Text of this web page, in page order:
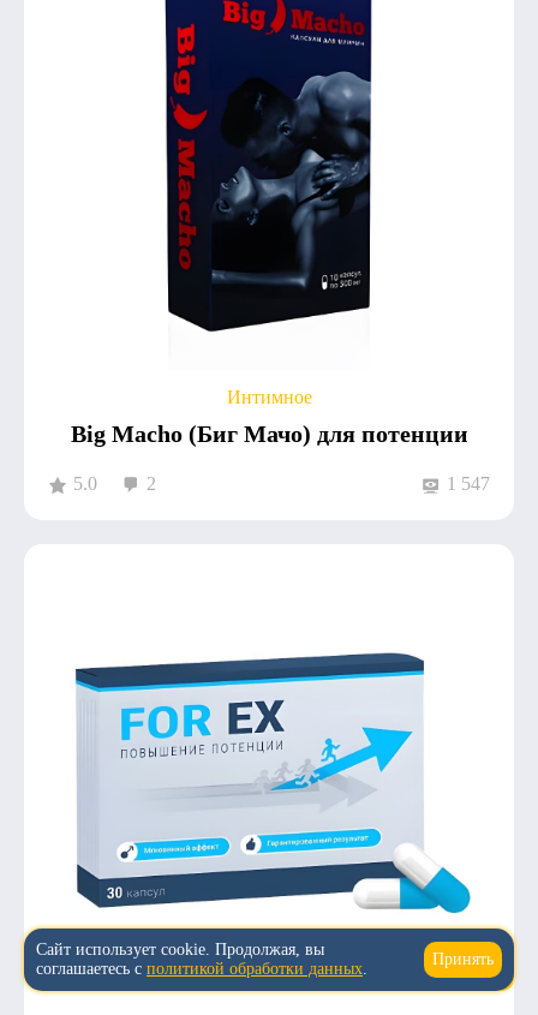
Интимное
Big Macho (Биг Мачо) для потенции
5.0 2 1 547
↑
Сайт использует cookie. Продолжая, вы
соглашаетесь с политикой обработки данных.
Принять